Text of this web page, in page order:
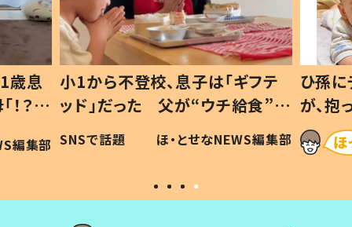
歳息
？」
編集部
小1から不登校、息子は「ギフテ
ッド」だった 父が“ウチ給食”を
作り続ける理由とは #令和の親
#令和の子
SNSで話題 ほ・とせなNEWS編集部
ひ孫
が、
「涙が
い」